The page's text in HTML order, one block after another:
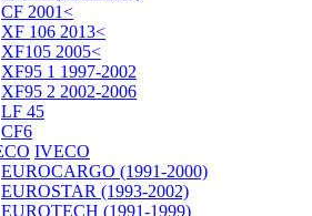
CF 2001<
XF 106 2013<
XF105 2005<
XF95 1 1997-2002
XF95 2 2002-2006
LF 45
CF6
IVECO
EUROCARGO (1991-2000)
EUROSTAR (1993-2002)
EUROTECH (1991-1999)